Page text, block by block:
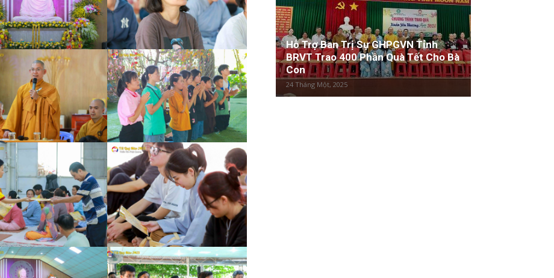
Hỗ Trợ Ban Trị Sự GHPGVN Tỉnh
BRVT Trao 400 Phần Quà Tết Cho Bà
Con
24 Tháng Một, 2025